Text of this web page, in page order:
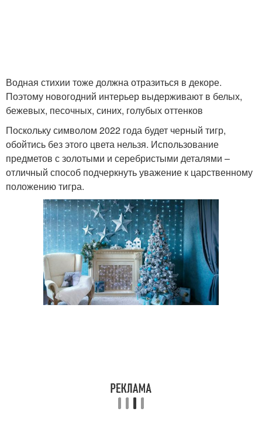
Водная стихии тоже должна отразиться в декоре.
Поэтому новогодний интерьер выдерживают в белых,
бежевых, песочных, синих, голубых оттенков
Поскольку символом 2022 года будет черный тигр,
обойтись без этого цвета нельзя. Использование
предметов с золотыми и серебристыми деталями –
отличный способ подчеркнуть уважение к царственному
положению тигра.